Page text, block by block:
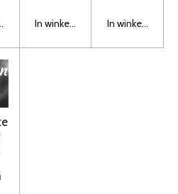
In winkelwagen In winkelwagen